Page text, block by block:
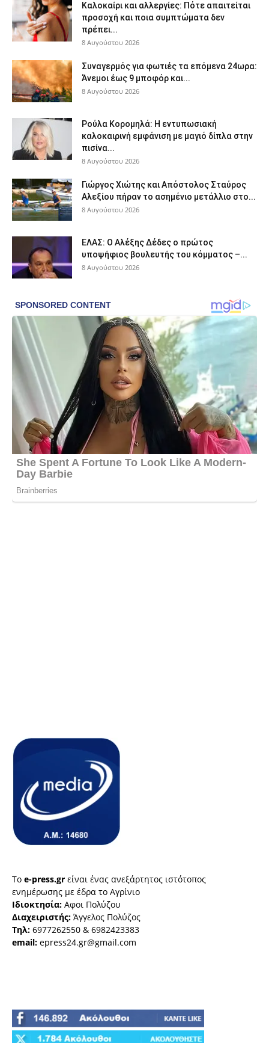
Καλοκαίρι και αλλεργίες: Πότε απαιτείται
προσοχή και ποια συμπτώματα δεν
πρέπει...
8 Αυγούστου 2026
Συναγερμός για φωτιές τα επόμενα 24ωρα:
Άνεμοι έως 9 μποφόρ και...
8 Αυγούστου 2026
Ρούλα Κορομηλά: Η εντυπωσιακή
καλοκαιρινή εμφάνιση με μαγιό δίπλα στην
πισίνα...
8 Αυγούστου 2026
Γιώργος Χιώτης και Απόστολος Σταύρος
Αλεξίου πήραν το ασημένιο μετάλλιο στο...
8 Αυγούστου 2026
ΕΛΑΣ: Ο Αλέξης Δέδες ο πρώτος
υποψήφιος βουλευτής του κόμματος –...
8 Αυγούστου 2026
Το e-press.gr είναι ένας ανεξάρτητος ιστότοπος
ενημέρωσης με έδρα το Αγρίνιο
Ιδιοκτησία: Αφοι Πολύζου
Διαχειριστής: Άγγελος Πολύζος
Τηλ: 6977262550 & 6982423383
email: epress24.gr@gmail.com